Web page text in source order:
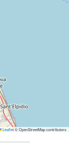
Leaflet© OpenStreetMap contributors